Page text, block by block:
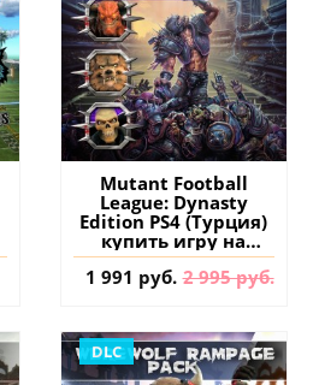
Mutant Football
League: Dynasty
Edition PS4 (Турция)
купить игру на
аккаунт
1 991 руб. 2 995 руб.
DLC